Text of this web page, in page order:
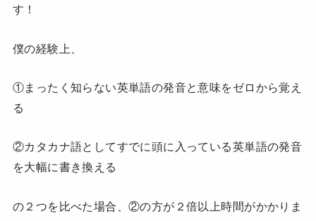
す！
僕の経験上、
①まったく知らない英単語の発音と意味をゼロから覚え
る
②カタカナ語としてすでに頭に入っている英単語の発音
を大幅に書き換える
の２つを比べた場合、②の方が２倍以上時間がかかりま